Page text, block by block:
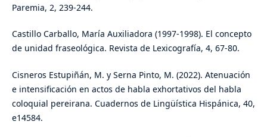
Paremia, 2, 239-244.
Castillo Carballo, María Auxiliadora (1997-1998). El concepto
de unidad fraseológica. Revista de Lexicografía, 4, 67-80.
Cisneros Estupiñán, M. y Serna Pinto, M. (2022). Atenuación
e intensificación en actos de habla exhortativos del habla
coloquial pereirana. Cuadernos de Lingüística Hispánica, 40,
e14584.